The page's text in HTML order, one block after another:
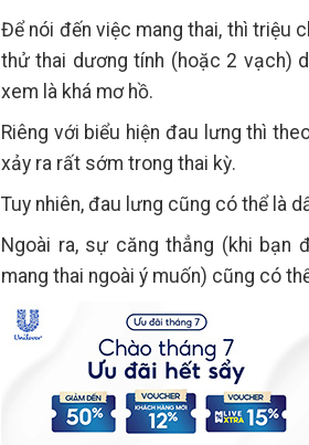
Để nói đến việc mang thai, thì triệu
thử thai dương tính (hoặc 2 vạch)
xem là khá mơ hồ.
Riêng với biểu hiện đau lưng thì
xảy ra rất sớm trong thai kỳ.
Tuy nhiên, đau lưng cũng có thể là
Ngoài ra, sự căng thẳng (khi bạn
mang thai ngoài ý muốn) cũng có